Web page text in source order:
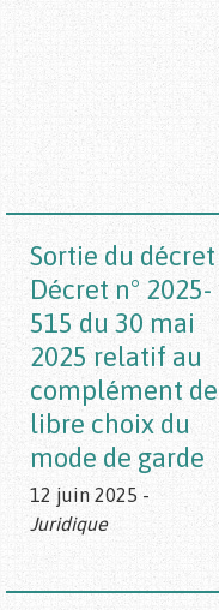
Sortie du décret
Décret n° 2025-
515 du 30 mai
2025 relatif au
complément de
libre choix du
mode de garde
12 juin 2025 -
Juridique